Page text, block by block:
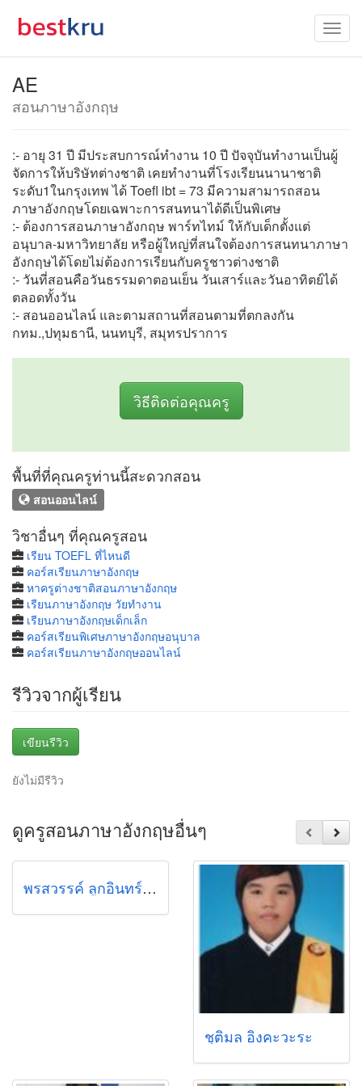
AE
สอนภาษาอังกฤษ
:- อายุ 31 ปี มีประสบการณ์ทำงาน 10 ปี ปัจจุบันทำงานเป็นผู้
จัดการให้บริษัทต่างชาติ เคยทำงานที่โรงเรียนนานาชาติ
ระดับ1ในกรุงเทพ ได้ Toefl ibt = 73 มีความสามารถสอน
ภาษาอังกฤษโดยเฉพาะการสนทนาได้ดีเป็นพิเศษ
:- ต้องการสอนภาษาอังกฤษ พาร์ทไทม์ ให้กับเด็กตั้งแต่
อนุบาล-มหาวิทยาลัย หรือผู้ใหญ่ที่สนใจต้องการสนทนาภาษา
อังกฤษได้โดยไม่ต้องการเรียนกับครูชาวต่างชาติ
:- วันที่สอนคือวันธรรมดาตอนเย็น วันเสาร์และวันอาทิตย์ได้
ตลอดทั้งวัน
:- สอนออนไลน์ และตามสถานที่สอนตามที่ตกลงกัน
กทม.,ปทุมธานี, นนทบุรี, สมุทรปราการ
วิธีติดต่อคุณครู
พื้นที่ที่คุณครูท่านนี้สะดวกสอน
สอนออนไลน์
วิชาอื่นๆ ที่คุณครูสอน
เรียน TOEFL ที่ไหนดี
คอร์สเรียนภาษาอังกฤษ
หาครูต่างชาติสอนภาษาอังกฤษ
เรียนภาษาอังกฤษ วัยทํางาน
เรียนภาษาอังกฤษเด็กเล็ก
คอร์สเรียนพิเศษภาษาอังกฤษอนุบาล
คอร์สเรียนภาษาอังกฤษออนไลน์
รีวิวจากผู้เรียน
เขียนรีวิว
ยังไม่มีรีวิว
ดูครูสอนภาษาอังกฤษอื่นๆ
พรสวรรค์ ลูกอินทร์ (พร)
ชุติมล อิงคะวะระ